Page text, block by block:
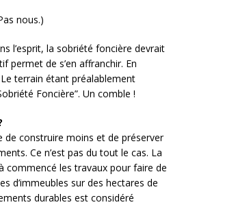
nous.)
l’esprit, la sobriété foncière devrait
permet de s’en affranchir. En
terrain étant préalablement
Foncière”. Un comble !
de construire moins et de préserver
Ce n’est pas du tout le cas. La
commencé les travaux pour faire de
d’immeubles sur des hectares de
durables est considéré